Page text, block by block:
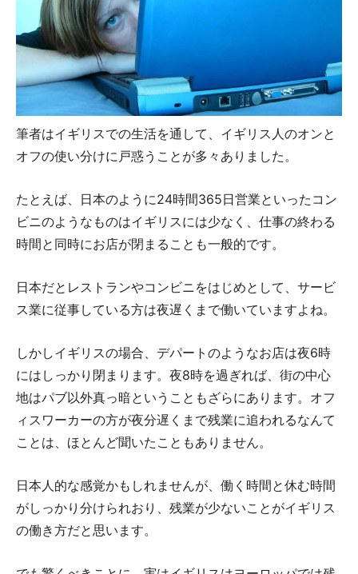
筆者はイギリスでの生活を通して、イギリス人のオンと
オフの使い分けに戸惑うことが多々ありました。
たとえば、日本のように24時間365日営業といったコン
ビニのようなものはイギリスには少なく、仕事の終わる
時間と同時にお店が閉まることも一般的です。
日本だとレストランやコンビニをはじめとして、サービ
ス業に従事している方は夜遅くまで働いていますよね。
しかしイギリスの場合、デパートのようなお店は夜6時
にはしっかり閉まります。夜8時を過ぎれば、街の中心
地はパブ以外真っ暗ということもざらにあります。オフ
ィスワーカーの方が夜分遅くまで残業に追われるなんて
ことは、ほとんど聞いたこともありません。
日本人的な感覚かもしれませんが、働く時間と休む時間
がしっかり分けられおり、残業が少ないことがイギリス
の働き方だと思います。